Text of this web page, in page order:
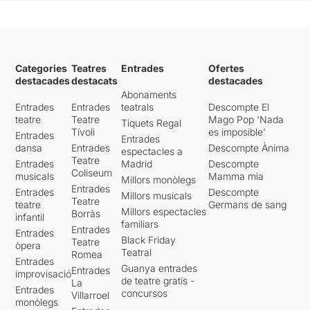
Categories
destacades
Entrades
teatre
Entrades
dansa
Entrades
musicals
Entrades
teatre
infantil
Entrades
òpera
Entrades
improvisació
Entrades
monòlegs
Teatres
destacats
Entrades
Teatre
Tívoli
Entrades
Teatre
Coliseum
Entrades
Teatre
Borràs
Entrades
Teatre
Romea
Entrades
La
Villarroel
Entrades
Abonaments
teatrals
Tiquets Regal
Entrades
espectacles a
Madrid
Millors monòlegs
Millors musicals
Millors espectacles
familiars
Black Friday
Teatral
Guanya entrades
de teatre gratis -
concursos
Ofertes
destacades
Descompte El
Mago Pop 'Nada
es imposible'
Descompte Ànima
Descompte
Mamma mia
Descompte
Germans de sang